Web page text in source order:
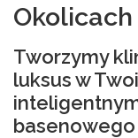
Okolicach
Tworzymy
luksus w
basenowego